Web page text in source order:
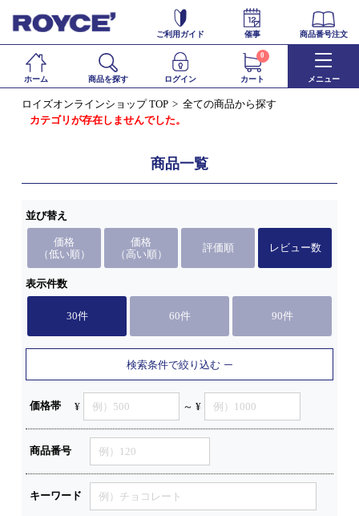
ご利用ガイド 催事 商品番号注文
ホーム 商品を探す ログイン カート
0
メニュー
ロイズオンラインショップ TOP
全ての商品から探す
カテゴリが存在しませんでした。
商品一覧
並び替え
価格
（低い順）
価格
（高い順）
評価順 レビュー数
表示件数
30件 60件 90件
検索条件で絞り込む
価格帯 ¥ ～ ¥
商品番号
キーワード